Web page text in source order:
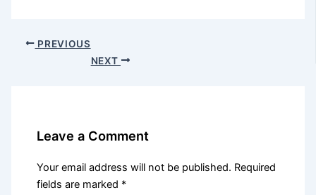
PREVIOUS
NEXT
Leave a Comment
Your email address will not be published. Required
fields are marked *